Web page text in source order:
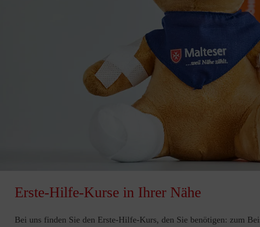
Erste-Hilfe-Kurse in Ihrer Nähe
Bei uns finden Sie den Erste-Hilfe-Kurs, den Sie benötigen: zum